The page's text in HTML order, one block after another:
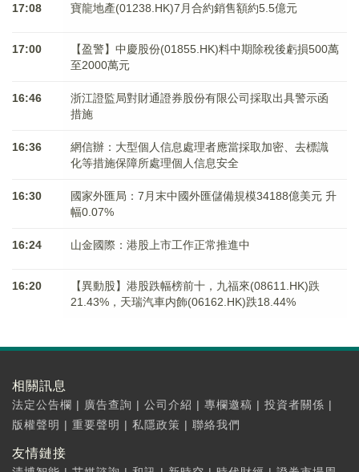
17:08 寶龍地產(01238.HK)7月合約銷售額約5.5億元
17:00
【盈警】中慶股份(01855.HK)料中期除稅後虧損500萬
至2000萬元
16:46
浙江證監局對財通證券股份有限公司採取出具警示函
措施
16:36
網信辦：大型個人信息處理者應當採取加密、去標識
化等措施保障所處理個人信息安全
16:30
國家外匯局：7月末中國外匯儲備規模34188億美元 升
幅0.07%
16:24 山金國際：港股上市工作正常推進中
16:20
【異動股】港股跌幅榜前十，九福來(08611.HK)跌
21.43%，天瑞汽車内飾(06162.HK)跌18.44%
相關訊息
法定公告欄 | 廣告查詢 | 公司介紹 | 專欄邀稿 | 投資者關係 |
版權聲明 | 重要聲明 | 私隱政策 | 聯絡我們
友情鏈接